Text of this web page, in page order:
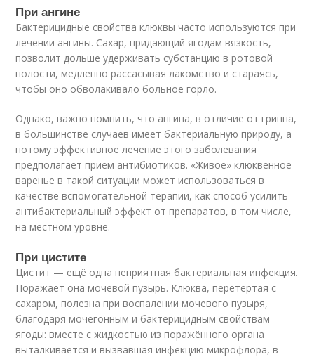
При ангине
Бактерицидные свойства клюквы часто используются при
лечении ангины. Сахар, придающий ягодам вязкость,
позволит дольше удерживать субстанцию в ротовой
полости, медленно рассасывая лакомство и стараясь,
чтобы оно обволакивало больное горло.
Однако, важно помнить, что ангина, в отличие от гриппа,
в большинстве случаев имеет бактериальную природу, а
потому эффективное лечение этого заболевания
предполагает приём антибиотиков. «Живое» клюквенное
варенье в такой ситуации может использоваться в
качестве вспомогательной терапии, как способ усилить
антибактериальный эффект от препаратов, в том числе,
на местном уровне.
При цистите
Цистит — ещё одна неприятная бактериальная инфекция.
Поражает она мочевой пузырь. Клюква, перетёртая с
сахаром, полезна при воспалении мочевого пузыря,
благодаря мочегонным и бактерицидным свойствам
ягоды: вместе с жидкостью из поражённого органа
выталкивается и вызвавшая инфекцию микрофлора, в